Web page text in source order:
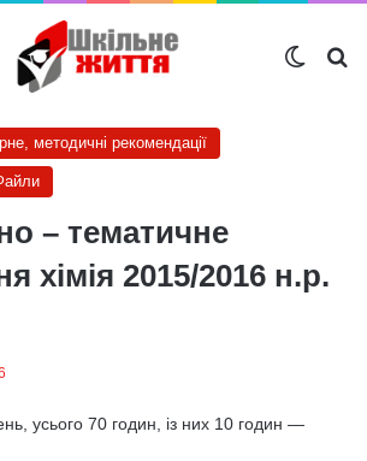
методичні рекомендації
– тематичне
хімія 2015/2016 н.р.
усього 70 годин, із них 10 годин —